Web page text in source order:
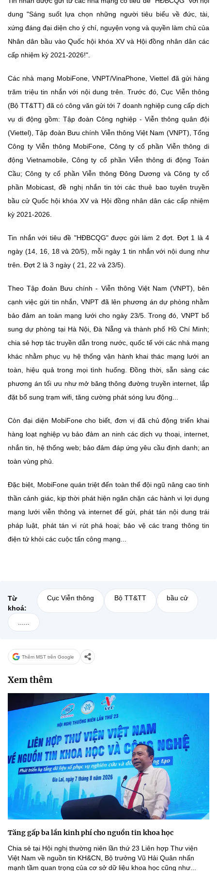
Chọn ngôn ngữ
Vietnamese English
BỘ KHOA HỌC VÀ CÔNG NGHỆ
MINISTRY OF SCIENCE AND TECHNOLOGY
Điều khoản sử dụng Theo dõi MST: Góp ý
Cơ quan chủ quản: Bộ Khoa học và Công nghệ (MST)
Chịu trách nhiệm nội dung: Nguyễn Thị Hải Hằng
Giám đốc Trung tâm Truyền thông Khoa học và Công nghệ.
Liên hệ
Địa chỉ: Ban Biên tập Cổng TTĐT - 18 Nguyễn Du, TP. Hà Nội
Điện thoại: 024 3936 9506
Email:stc@mst.gov.vn
(Ghi rõ nguồn "https://mst.gov.vn" khi phát hành lại thông tin từ
dung "Sáng suốt lựa chọn những người tiêu biểu về đức, tài,
xứng đáng đại diện cho ý chí, nguyện vọng và quyền làm chủ của
Nhân dân bầu vào Quốc hội khóa XV và Hội đồng nhân dân các
cấp nhiệm kỳ 2021-2026!".
Các nhà mạng MobiFone, VNPT/VinaPhone, Viettel đã gửi hàng
trăm triệu tin nhắn với nội dung trên. Trước đó, Cục Viễn thông
(Bộ TT&TT) đã có công văn gửi tới 7 doanh nghiệp cung cấp dịch
vụ di động gồm: Tập đoàn Công nghiệp - Viễn thông quân đội
(Viettel), Tập đoàn Bưu chính Viễn thông Việt Nam (VNPT), Tổng
Công ty Viễn thông MobiFone, Công ty cổ phần Viễn thông di
động Vietnamobile, Công ty cổ phần Viễn thông di động Toàn
Cầu; Công ty cổ phần Viễn thông Đông Dương và Công ty cổ
phần Mobicast, đề nghị nhắn tin tới các thuê bao tuyên truyền
bầu cử Quốc hội khóa XV và Hội đồng nhân dân các cấp nhiệm
kỳ 2021-2026.
Tin nhắn với tiêu đề "HĐBCQG" được gửi làm 2 đợt. Đợt 1 là 4
ngày (14, 16, 18 và 20/5), mỗi ngày 1 tin nhắn với nội dung như
trên. Đợt 2 là 3 ngày ( 21, 22 và 23/5).
Theo Tập đoàn Bưu chính - Viễn thông Việt Nam (VNPT), bên
cạnh việc gửi tin nhắn, VNPT đã lên phương án dự phòng nhằm
bảo đảm an toàn mạng lưới cho ngày 23/5. Trong đó, VNPT bổ
sung dự phòng tại Hà Nội, Đà Nẵng và thành phố Hồ Chí Minh;
chia sẻ hợp tác truyền dẫn trong nước, quốc tế với các nhà mạng
khác nhằm phục vụ hệ thống vận hành khai thác mạng lưới an
toàn, hiệu quả trong mọi tình huống. Đồng thời, sẵn sàng các
phương án tối ưu như mở băng thông đường truyền internet, lắp
đặt bổ sung trạm wifi, tăng cường phát sóng lưu động...
Còn đại diện MobiFone cho biết, đơn vị đã chủ động triển khai
hàng loạt nghiệp vụ bảo đảm an ninh các dịch vụ thoại, internet,
nhắn tin, hệ thống web; bảo đảm đáp ứng yêu cầu định danh; an
toàn vùng phủ.
Đặc biệt, MobiFone quán triệt đến toàn thể đội ngũ nâng cao tinh
thần cảnh giác, kịp thời phát hiện ngăn chặn các hành vi lợi dụng
mạng lưới viễn thông và internet để gửi, phát tán nội dung trái
pháp luật, phát tán vi rút phá hoại; bảo vệ các trang thông tin
điện tử khỏi các cuộc tấn công mạng...
Từ
khoá:
Cục Viễn thông Bộ TT&TT bầu cử
Thêm MST trên Google
Xem thêm
Tăng gấp ba lần kinh phí cho nguồn tin khoa học
Chia sẻ tại Hội nghị thường niên lần thứ 23 Liên hợp Thư viện
Việt Nam về nguồn tin KH&CN, Bộ trưởng Vũ Hải Quân nhấn
mạnh tầm quan trọng của cơ sở dữ liệu khoa học cũng như...